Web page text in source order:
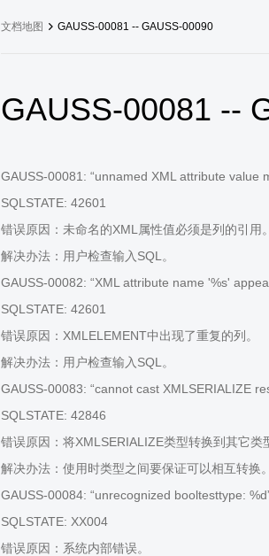
文档地图 GAUSS-00081 -- GAUSS-00090
GAUSS-00081 --
GAUSS-00081: “unnamed XML attribute value
SQLSTATE: 42601
错误原因：未命名的XML属性值必须是列的引用。
解决办法：用户检查输入SQL。
GAUSS-00082: “XML attribute name '%s'
SQLSTATE: 42601
错误原因：XMLELEMENT中出现了重复的列。
解决办法：用户检查输入SQL。
GAUSS-00083: “cannot cast XMLSERIALIZE
SQLSTATE: 42846
错误原因：将XMLSERIALIZE类型转换到其它类
解决办法：使用时类型之间要保证可以相互转换。
GAUSS-00084: “unrecognized booltesttype:
SQLSTATE: XX004
错误原因：系统内部错误。